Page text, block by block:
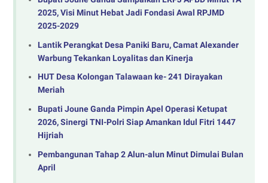
2025, Visi Minut Hebat Jadi Fondasi Awal RPJMD
2025-2029
Lantik Perangkat Desa Paniki Baru, Camat Alexander
Warbung Tekankan Loyalitas dan Kinerja
HUT Desa Kolongan Talawaan ke- 241 Dirayakan
Meriah
Bupati Joune Ganda Pimpin Apel Operasi Ketupat
2026, Sinergi TNI-Polri Siap Amankan Idul Fitri 1447
Hijriah
Pembangunan Tahap 2 Alun-alun Minut Dimulai Bulan
April